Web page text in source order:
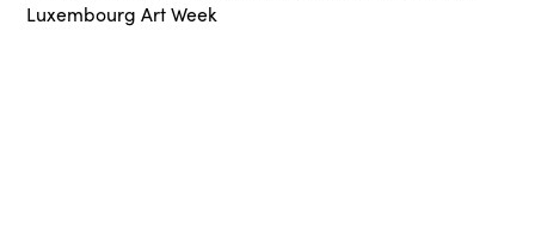
Luxembourg Art Week